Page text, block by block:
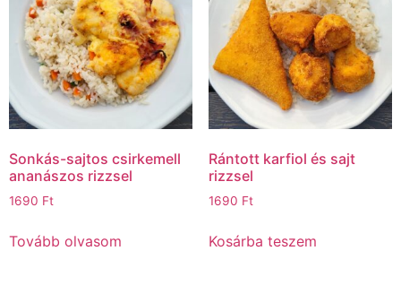
Sonkás-sajtos csirkemell
ananászos rizzsel
1690 Ft
Tovább olvasom
Rántott karfiol és sajt
rizzsel
1690 Ft
Kosárba teszem